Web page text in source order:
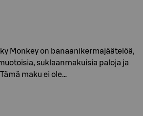
Monkey on banaanikermajäätelöä,
suklaanmakuisia paloja ja
maku ei ole…